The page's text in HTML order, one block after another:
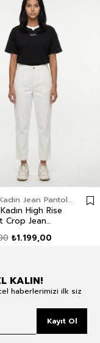
Beyaz Kadın Jean Pantolon
High Rise
Crop Jean
₺1.199,00
KALIN!
haberlerimizi ilk siz
Kayıt Ol